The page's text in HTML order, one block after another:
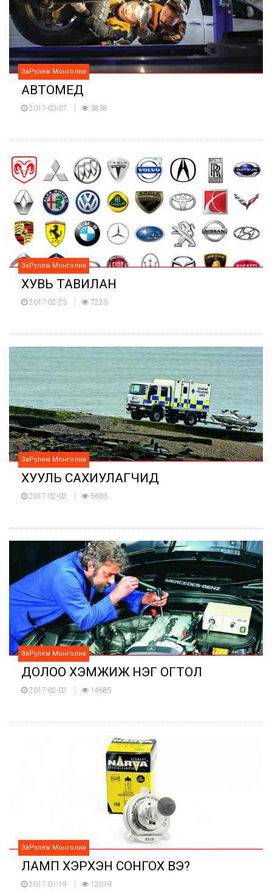
ЗаРулем Монголиа
АВТОМЕД
2017-03-07 3838
ЗаРулем Монголиа
ХУВЬ ТАВИЛАН
2017-02-23 7220
ЗаРулем Монголиа
ХУУЛЬ САХИУЛАГЧИД
2017-02-02 5603
ЗаРулем Монголиа
ДОЛОО ХЭМЖИЖ НЭГ ОГТОЛ
2017-02-02 14685
ЗаРулем Монголиа
ЛАМП ХЭРХЭН СОНГОХ ВЭ?
2017-01-19 12019